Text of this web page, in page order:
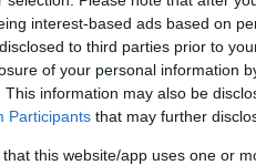
interest-based ads based on
to third parties prior to
of your personal information
This information may also be
Participants that may further
that this website/app uses one or
gondolatokat is tud
magát. Az etűdből
elnöke.